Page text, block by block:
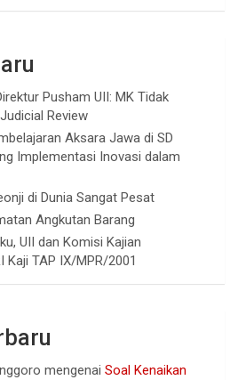
Pusham UII: MK Tidak
Review
Aksara Jawa di SD
Implementasi Inovasi dalam
di Dunia Sangat Pesat
Angkutan Barang
UII dan Komisi Kajian
Kaji TAP IX/MPR/2001
mengenai Soal Kenaikan